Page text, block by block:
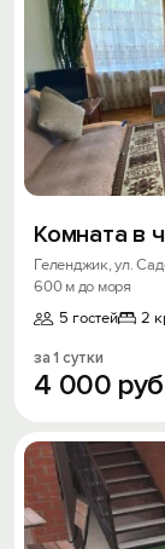
Комната в
Геленджик, ул.
600 м до моря
5 гостей
2
за 1 сутки
4 000